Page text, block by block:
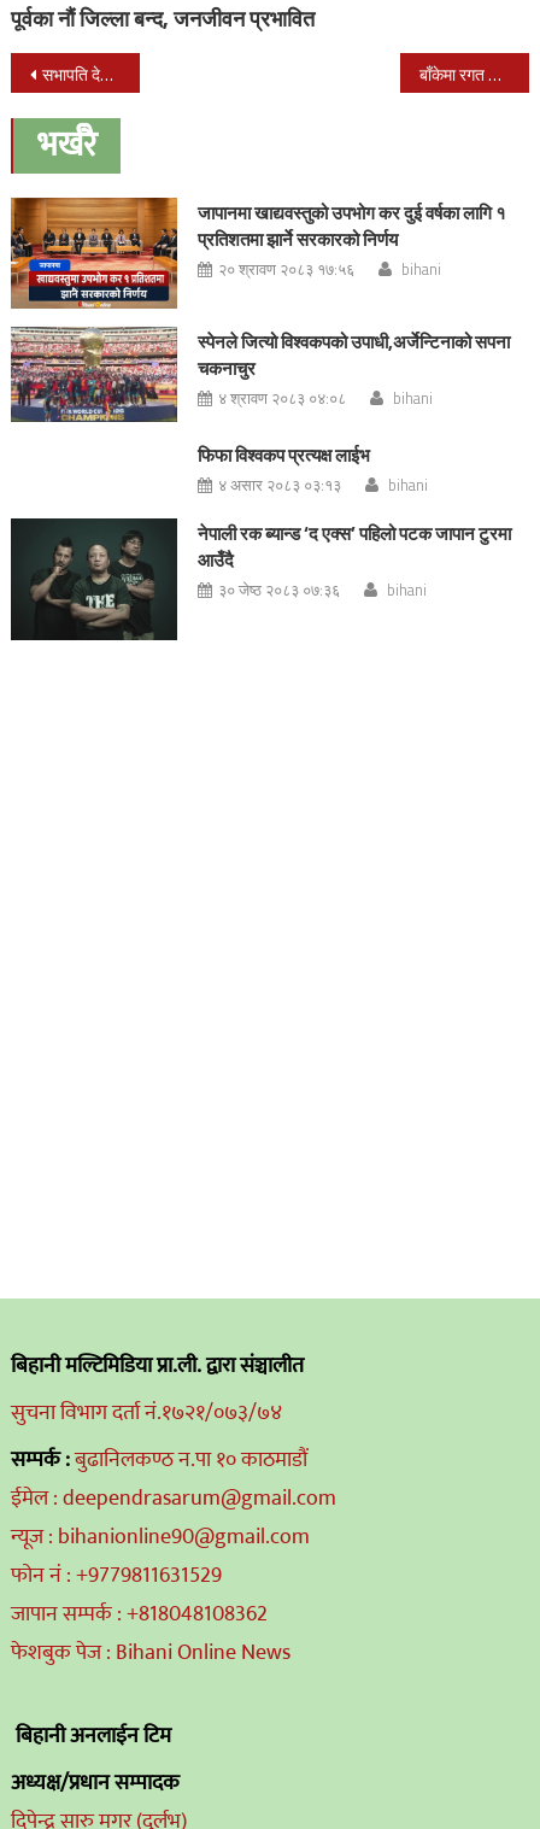
पूर्वका नौं जिल्ला बन्द, जनजीवन प्रभावित
Post
navigation
सभापति देउवा स्पस्ट बहुमतका साथ प्रधानमन्त्री बन्ने निश्चित’ बाँकेमा रगत अभाव हुन नदिन नेपाल तरुणदलद्वारा रक्तदान
भर्खरै
जापानमा खाद्यवस्तुको उपभोग कर दुई वर्षका लागि १
प्रतिशतमा झार्ने सरकारको निर्णय
२० श्रावण २०८३ १७:५६ bihani
स्पेनले जित्यो विश्वकपको उपाधी,अर्जेन्टिनाको सपना
चकनाचुर
४ श्रावण २०८३ ०४:०८ bihani
फिफा विश्वकप प्रत्यक्ष लाईभ
४ असार २०८३ ०३:१३ bihani
नेपाली रक ब्यान्ड ‘द एक्स’ पहिलो पटक जापान टुरमा
आउँदै
३० जेष्ठ २०८३ ०७:३६ bihani
बिहानी मल्टिमिडिया प्रा.ली. द्वारा संञ्चालीत
सुचना विभाग दर्ता नं.१७२१/०७३/७४
सम्पर्क :बुढानिलकण्ठ न.पा १० काठमाडौं
ईमेल : deependrasarum@gmail.com
न्यूज : bihanionline90@gmail.com
फोन नं : +9779811631529
जापान सम्पर्क : +818048108362
फेशबुक पेज : Bihani Online News
बिहानी अनलाईन टिम
अध्यक्ष/प्रधान सम्पादक